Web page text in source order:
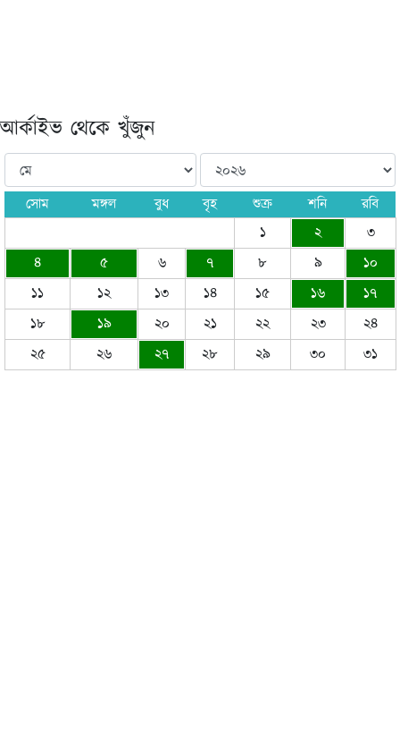
আর্কাইভ থেকে খুঁজুন
সোম মঙ্গল বুধ বৃহ শুক্র শনি
রবি
১
২
৩
৪
৫ ৬ ৭ ৮ ৯
১০
১১
১২ ১৩ ১৪ ১৫ ১৬
১৭
১৮
১৯ ২০ ২১ ২২ ২৩
২৪
২৫
২৬ ২৭ ২৮ ২৯ ৩০ ৩১